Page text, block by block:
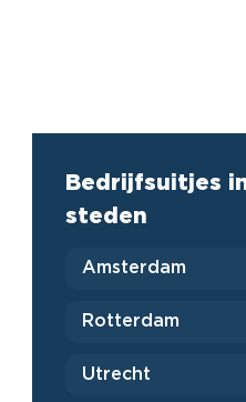
Bedrijfsuitjes
steden
Amsterdam
Rotterdam
Utrecht